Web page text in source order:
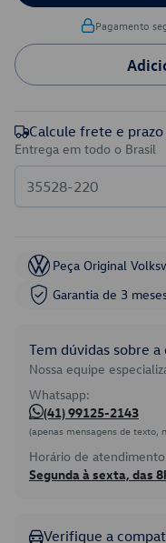
Pagamento
Calcule frete e prazo
Entrega em todo o Brasil
Peça Original
Garantia de 3
Tem dúvidas sobre
Nossa equipe
Whatsapp:
(41) 99125-2143
(apenas mensagens de texto,
Horário de
Segunda à sexta, das
Verifique a